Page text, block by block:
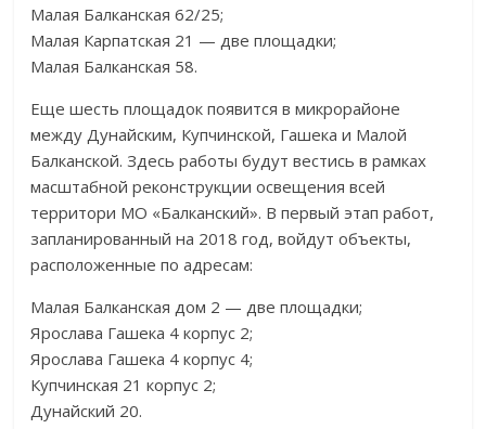
Малая Балканская 62/25;
Малая Карпатская 21 — две площадки;
Малая Балканская 58.
Еще шесть площадок появится в микрорайоне
между Дунайским, Купчинской, Гашека и Малой
Балканской. Здесь работы будут вестись в рамках
масштабной реконструкции освещения всей
территори МО «Балканский». В первый этап работ,
запланированный на 2018 год, войдут объекты,
расположенные по адресам:
Малая Балканская дом 2 — две площадки;
Ярослава Гашека 4 корпус 2;
Ярослава Гашека 4 корпус 4;
Купчинская 21 корпус 2;
Дунайский 20.